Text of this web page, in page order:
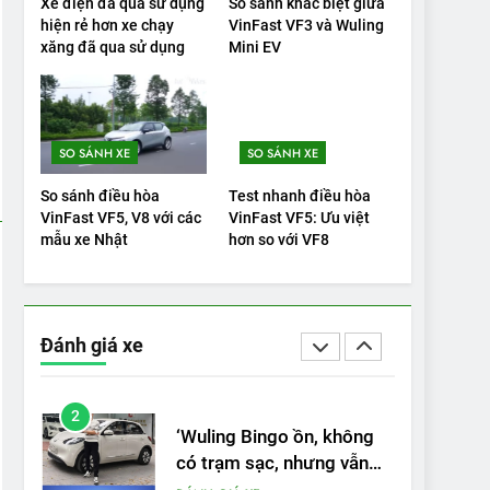
hiện rẻ hơn xe chạy
xăng đã qua sử dụng
VinFast VF3 và Wuling
Mini EV
SO SÁNH XE
So sánh điều hòa
VinFast VF5, V8 với các
mẫu xe Nhật
SO SÁNH XE
Test nhanh điều hòa
VinFast VF5: Ưu việt
hơn so với VF8
Đánh giá xe
VinFast VF9 có gì để cạnh
tranh với các xe xăng
cùng tầm giá?
20
Đánh giá: Người đam mê
xe điện Hyundai Ioniq 5 N
2025 cho thấy đáng để
chờ đợi
ĐÁNH GIÁ XE
1
2025: Green Car Reports
nêu tên 5 người vào
chung kết – Mỹ
2
bán được nếu biết cách’
ĐÁNH GIÁ XE
3